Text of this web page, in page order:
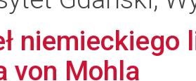
von Mohla